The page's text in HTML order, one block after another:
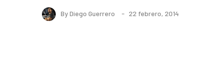
ByDiego Guerrero 22 febrero, 2014